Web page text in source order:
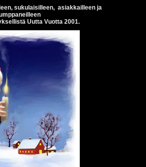
sukulaisilleen, asiakkailleen ja
Uutta Vuotta 2001.